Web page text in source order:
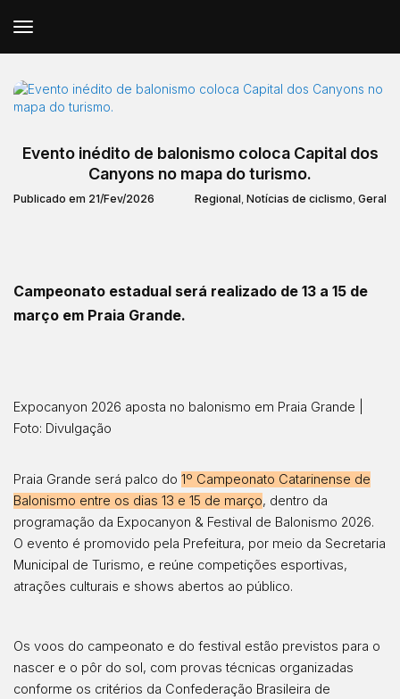
Evento inédito de balonismo coloca Capital dos
Canyons no mapa do turismo.
Publicado em 21/Fev/2026 Regional, Notícias de ciclismo, Geral
Campeonato estadual será realizado de 13 a 15 de
março em Praia Grande.
Expocanyon 2026 aposta no balonismo em Praia Grande |
Foto: Divulgação
Praia Grande será palco do 1º Campeonato Catarinense de
Balonismo entre os dias 13 e 15 de março, dentro da
programação da Expocanyon & Festival de Balonismo 2026.
O evento é promovido pela Prefeitura, por meio da Secretaria
Municipal de Turismo, e reúne competições esportivas,
atrações culturais e shows abertos ao público.
Os voos do campeonato e do festival estão previstos para o
nascer e o pôr do sol, com provas técnicas organizadas
conforme os critérios da Confederação Brasileira de